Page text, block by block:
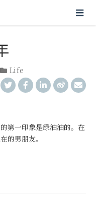
Life
第一印象是绿油油的。在
的男朋友。